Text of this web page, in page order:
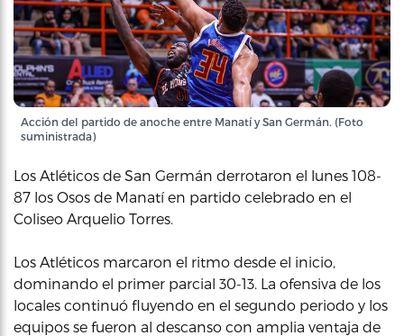
Acción del partido de anoche entre Manatí y San Germán. (Foto
suministrada)
Los Atléticos de San Germán derrotaron el lunes 108-
87 los Osos de Manatí en partido celebrado en el
Coliseo Arquelio Torres.
Los Atléticos marcaron el ritmo desde el inicio,
dominando el primer parcial 30-13. La ofensiva de los
locales continuó fluyendo en el segundo periodo y los
equipos se fueron al descanso con amplia ventaja de